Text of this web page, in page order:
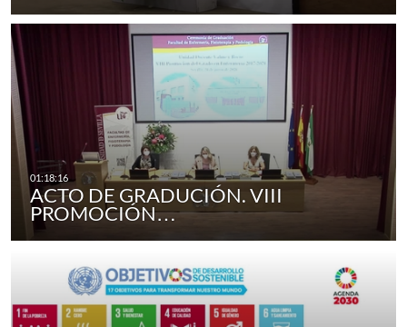
ACTO DE GRADUCIÓN. VIII
PROMOCIÓN…